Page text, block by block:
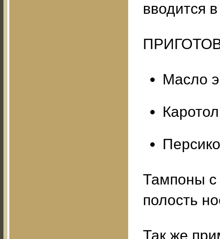
вводится
Масло
Тампоны с
полость
Так же